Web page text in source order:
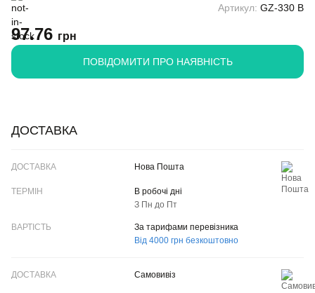
Артикул: GZ-330 B
97.76 грн
ПОВІДОМИТИ ПРО НАЯВНІСТЬ
ДОСТАВКА
ДОСТАВКА
ТЕРМІН
Нова Пошта
В робочі дні
З Пн до Пт
За тарифами перевізника
Від 4000 грн безкоштовно
Самовивіз